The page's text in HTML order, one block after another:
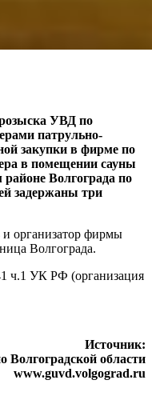
УВД по
патрульно-
закупки в фирме по
в помещении сауны
Волгограда по
задержаны три
и организатор фирмы
Волгограда.
ч.1 УК РФ (организация
Источник:
Волгоградской области
www.guvd.volgograd.ru